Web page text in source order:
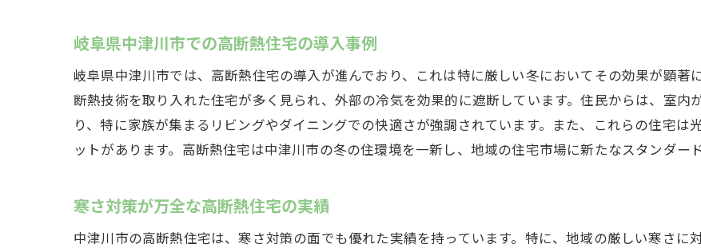
岐阜県中津川市で高断熱住宅を体感する冬の過ごし方ガイ
高断熱住宅で快適に過ごす冬のライフスタイル
岐阜県中津川市での高断熱住宅体験ガイド
冬を豊かにする高断熱住宅の楽しみ方
岐阜県中津川市での高断熱住宅の導入事例
岐阜県中津川市では、高断熱住宅の導入が進んでおり、これは特に厳しい冬においてその効果が顕著
断熱技術を取り入れた住宅が多く見られ、外部の冷気を効果的に遮断しています。住民からは、室
り、特に家族が集まるリビングやダイニングでの快適さが強調されています。また、これらの住宅は
ットがあります。高断熱住宅は中津川市の冬の住環境を一新し、地域の住宅市場に新たなスタンダー
寒さ対策が万全な高断熱住宅の実績
中津川市の高断熱住宅は、寒さ対策の面でも優れた実績を持っています。特に、地域の厳しい寒さに